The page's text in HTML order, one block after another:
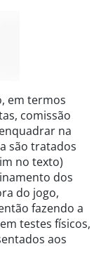
em termos
comissão
na
são tratados
no texto)
dos
do jogo,
fazendo a
testes físicos,
aos